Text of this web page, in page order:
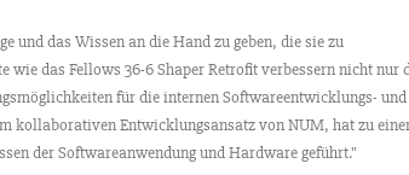
und das Wissen an die Hand zu geben, die sie zu
wie das Fellows 36-6 Shaper Retrofit verbessern nicht nur
für die internen Softwareentwicklungs- und
kollaborativen Entwicklungsansatz von NUM, hat zu
der Softwareanwendung und Hardware geführt."